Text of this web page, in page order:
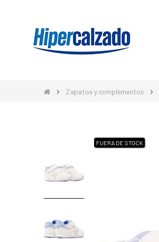
Zapatos y complementos
FUERA DE STOCK